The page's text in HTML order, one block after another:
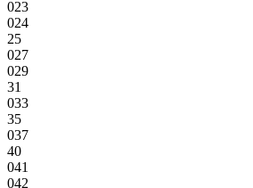
023
024
25
027
029
31
033
35
037
40
041
042